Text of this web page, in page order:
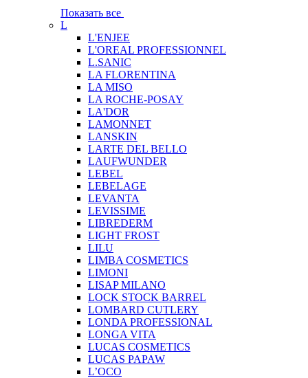
Показать все
L
L'ENJEE
L'OREAL PROFESSIONNEL
L.SANIC
LA FLORENTINA
LA MISO
LA ROCHE-POSAY
LA'DOR
LAMONNET
LANSKIN
LARTE DEL BELLO
LAUFWUNDER
LEBEL
LEBELAGE
LEVANTA
LEVISSIME
LIBREDERM
LIGHT FROST
LILU
LIMBA COSMETICS
LIMONI
LISAP MILANO
LOCK STOCK BARREL
LOMBARD CUTLERY
LONDA PROFESSIONAL
LONGA VITA
LUCAS COSMETICS
LUCAS PAPAW
L’OCO